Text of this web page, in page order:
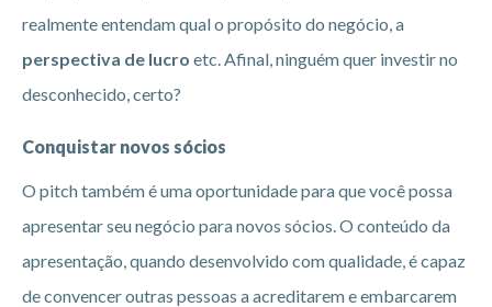
realmente entendam qual o propósito do negócio, a
perspectiva de lucro etc. Afinal, ninguém quer investir no
desconhecido, certo?
Conquistar novos sócios
O pitch também é uma oportunidade para que você possa
apresentar seu negócio para novos sócios. O conteúdo da
apresentação, quando desenvolvido com qualidade, é capaz
de convencer outras pessoas a acreditarem e embarcarem